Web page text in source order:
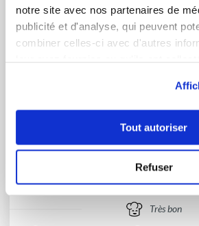
notre site avec nos partenaires de
publicité et d'analyse, qui peuvent
combiner celles-ci avec d'autres
Tout autoriser
Refuser
Très bon